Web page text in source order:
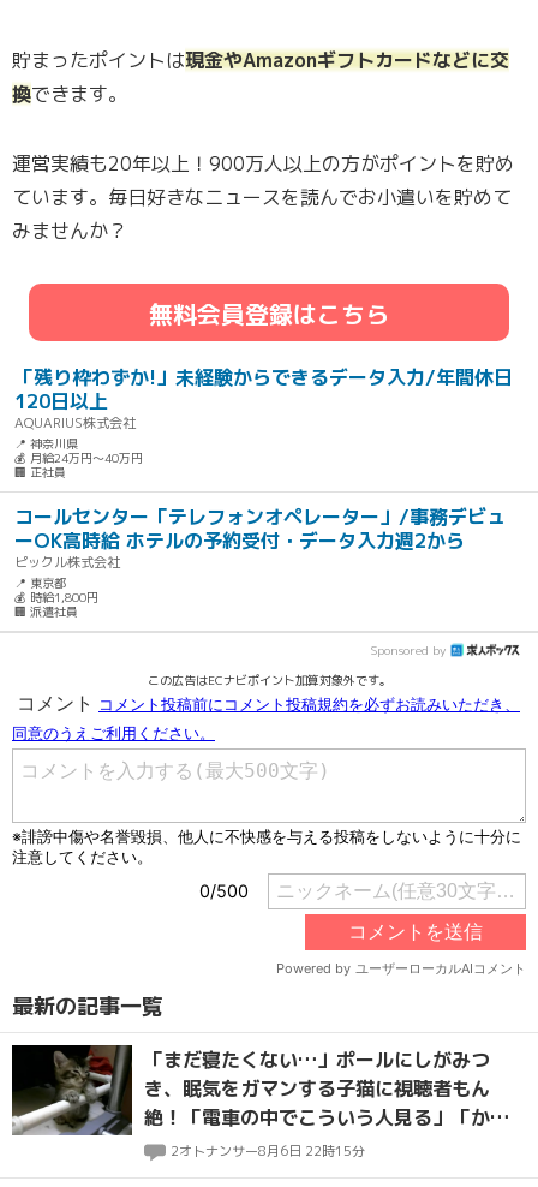
貯まったポイントは現金やAmazonギフトカードなどに交
換できます。
運営実績も20年以上！900万人以上の方がポイントを貯め
ています。毎日好きなニュースを読んでお小遣いを貯めて
みませんか？
無料会員登録はこちら
「残り枠わずか!」未経験からできるデータ入力/年間休日
120日以上
AQUARIUS株式会社
📍 神奈川県
💰 月給24万円～40万円
🏢 正社員
コールセンター「テレフォンオペレーター」/事務デビュ
ーOK高時給 ホテルの予約受付・データ入力週2から
ピックル株式会社
📍 東京都
💰 時給1,800円
🏢 派遣社員
Sponsored by
この広告はECナビポイント加算対象外です。
最新の記事一覧
「まだ寝たくない…」ポールにしがみつ
き、眠気をガマンする子猫に視聴者もん
絶！「電車の中でこういう人見る」「かわ
いいは正義」
2オトナンサー8月6日 22時15分